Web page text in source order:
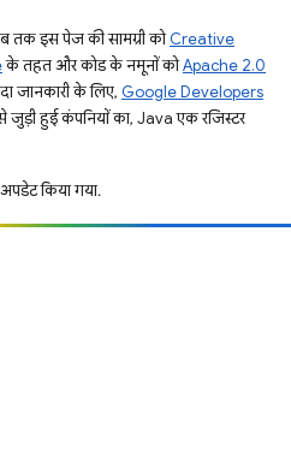
इस पेज की सामग्री कोCreative
के तहत और कोड के नमूनों कोApache 2.0
जानकारी के लिए, Google Developers
हुई कंपनियों का, Java एक रजिस्टर
किया गया.